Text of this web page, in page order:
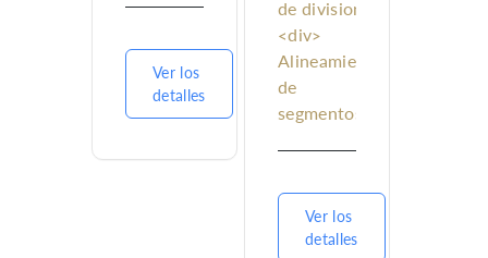
Ver los
detalles
de divisiones
<div>
Alineamiento
de
segmentos
Ver los
detalles